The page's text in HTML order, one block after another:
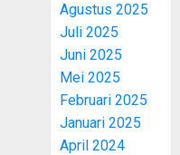
Agustus 2025
Juli 2025
Juni 2025
Mei 2025
Februari 2025
Januari 2025
April 2024